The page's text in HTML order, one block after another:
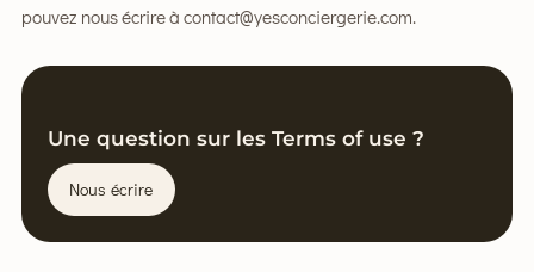
pouvez nous écrire à contact@yesconciergerie.com.
Une question sur les Terms of use ?
Nous écrire